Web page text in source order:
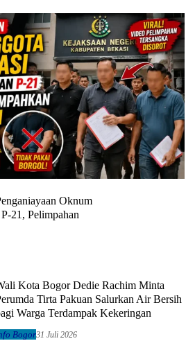
Oknum
21, Pelimpahan
Kota Bogor Dedie Rachim Minta
Tirta Pakuan Salurkan Air Bersih
Warga Terdampak Kekeringan
Bogor31 Juli 2026